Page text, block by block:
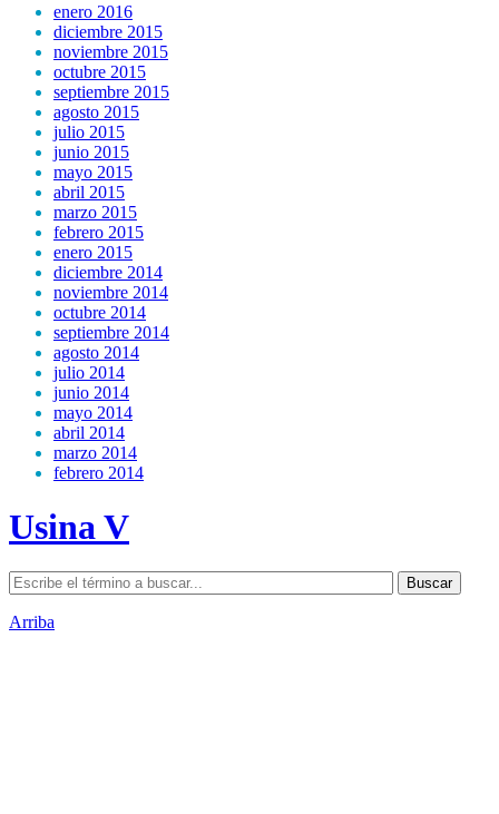
enero 2016
diciembre 2015
noviembre 2015
octubre 2015
septiembre 2015
agosto 2015
julio 2015
junio 2015
mayo 2015
abril 2015
marzo 2015
febrero 2015
enero 2015
diciembre 2014
noviembre 2014
octubre 2014
septiembre 2014
agosto 2014
julio 2014
junio 2014
mayo 2014
abril 2014
marzo 2014
febrero 2014
Usina V
Arriba